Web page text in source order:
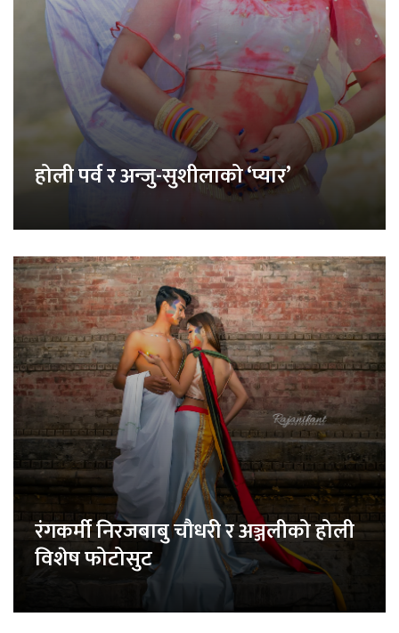
होली पर्व र अन्जु-सुशीलाको ‘प्यार’
रंगकर्मी निरजबाबु चौधरी र अञ्जलीको होली
विशेष फोटोसुट